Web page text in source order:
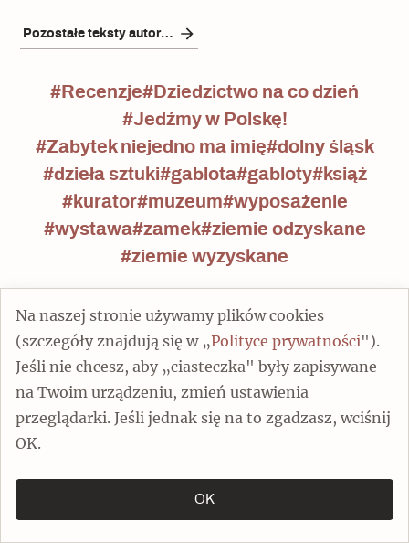
Na naszej stronie używamy plików cookies
(szczegóły znajdują się w „Polityce prywatności").
Jeśli nie chcesz, aby „ciasteczka" były zapisywane
na Twoim urządzeniu, zmień ustawienia
przeglądarki. Jeśli jednak się na to zgadzasz, wciśnij
OK.
OK
Pozostałe teksty autora/ki
#Recenzje#Dziedzictwo na co dzień
#Jedźmy w Polskę!
#Zabytek niejedno ma imię#dolny śląsk
#dzieła sztuki#gablota#gabloty#książ
#kurator#muzeum#wyposażenie
#wystawa#zamek#ziemie odzyskane
#ziemie wyzyskane
Popularne